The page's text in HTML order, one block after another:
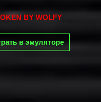
BY WOLFY
в эмуляторе